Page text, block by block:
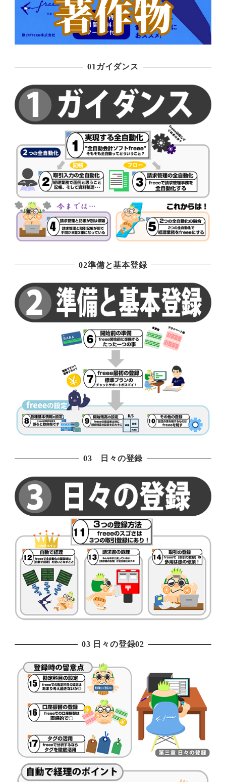
01ガイダンス
02準備と基本登録
03 日々の登録
03 日々の登録02